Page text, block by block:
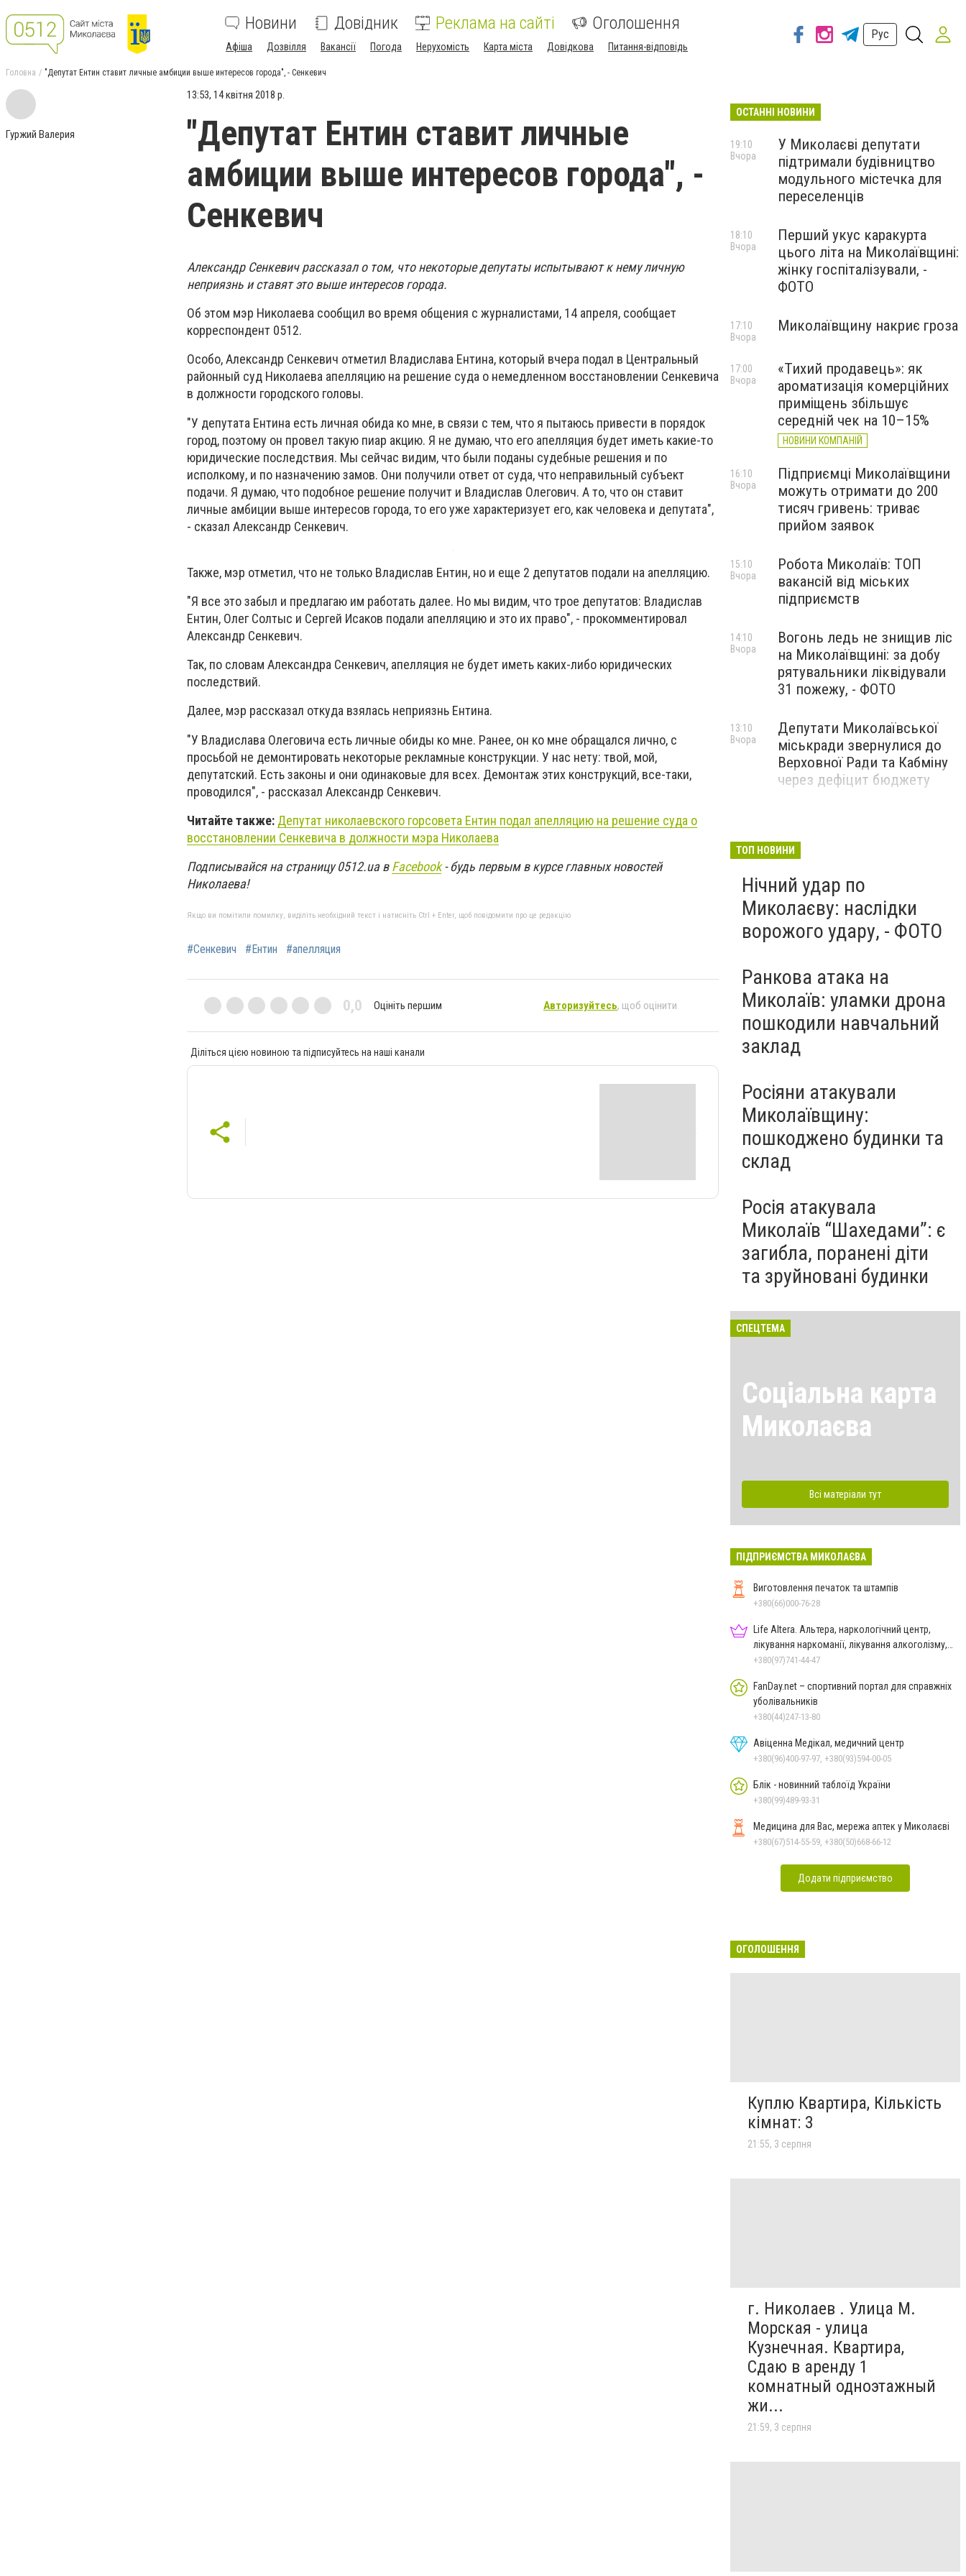
Новини Довідник Реклама на сайті Оголошення
Афіша Дозвілля Вакансії Погода Нерухомість Карта міста Довідкова Питання-відповідь
Рус
Головна "Депутат Ентин ставит личные амбиции выше интересов города", - Сенкевич
Гуржий Валерия
13:53, 14 квітня 2018 р.
"Депутат Ентин ставит личные
амбиции выше интересов города", -
Сенкевич
Александр Сенкевич рассказал о том, что некоторые депутаты испытывают к нему личную
неприязнь и ставят это выше интересов города.
Об этом мэр Николаева сообщил во время общения с журналистами, 14 апреля, сообщает
корреспондент 0512.
Особо, Александр Сенкевич отметил Владислава Ентина, который вчера подал в Центральный
районный суд Николаева апелляцию на решение суда о немедленном восстановлении Сенкевича
в должности городского головы.
"У депутата Ентина есть личная обида ко мне, в связи с тем, что я пытаюсь привести в порядок
город, поэтому он провел такую пиар акцию. Я не думаю, что его апелляция будет иметь какие-то
юридические последствия. Мы сейчас видим, что были поданы судебные решения и по
исполкому, и по назначению замов. Они получили ответ от суда, что неправильный субъект
подачи. Я думаю, что подобное решение получит и Владислав Олегович. А то, что он ставит
личные амбиции выше интересов города, то его уже характеризует его, как человека и депутата",
- сказал Александр Сенкевич.
Также, мэр отметил, что не только Владислав Ентин, но и еще 2 депутатов подали на апелляцию.
"Я все это забыл и предлагаю им работать далее. Но мы видим, что трое депутатов: Владислав
Ентин, Олег Солтыс и Сергей Исаков подали апелляцию и это их право", - прокомментировал
Александр Сенкевич.
Так, по словам Александра Сенкевич, апелляция не будет иметь каких-либо юридических
последствий.
Далее, мэр рассказал откуда взялась неприязнь Ентина.
"У Владислава Олеговича есть личные обиды ко мне. Ранее, он ко мне обращался лично, с
просьбой не демонтировать некоторые рекламные конструкции. У нас нету: твой, мой,
депутатский. Есть законы и они одинаковые для всех. Демонтаж этих конструкций, все-таки,
проводился", - рассказал Александр Сенкевич.
Читайте также: Депутат николаевского горсовета Ентин подал апелляцию на решение суда о
восстановлении Сенкевича в должности мэра Николаева
Подписывайся на страницу 0512.ua вFacebook- будь первым в курсе главных новостей
Николаева!
Якщо ви помітили помилку, виділіть необхідний текст і натисніть Ctrl + Enter, щоб повідомити про це редакцію
#Сенкевич #Ентин #апелляция
0,0 Оцініть першим Авторизуйтесь, щоб оцінити
Діліться цією новиною та підписуйтесь на наші канали
ОСТАННІ НОВИНИ
У Миколаєві депутати
підтримали будівництво
модульного містечка для
переселенців
19:10
Вчора
Перший укус каракурта
цього літа на Миколаївщині:
жінку госпіталізували, -
ФОТО
18:10
Вчора
Миколаївщину накриє гроза
17:10
Вчора
«Тихий продавець»: як
ароматизація комерційних
приміщень збільшує
середній чек на 10–15%
НОВИНИ КОМПАНІЙ
17:00
Вчора
Підприємці Миколаївщини
можуть отримати до 200
тисяч гривень: триває
прийом заявок
16:10
Вчора
Робота Миколаїв: ТОП
вакансій від міських
підприємств
15:10
Вчора
Вогонь ледь не знищив ліс
на Миколаївщині: за добу
рятувальники ліквідували
31 пожежу, - ФОТО
14:10
Вчора
Депутати Миколаївської
міськради звернулися до
Верховної Ради та Кабміну
через дефіцит бюджету
13:10
Вчора
ТОП НОВИНИ
Нічний удар по
Миколаєву: наслідки
ворожого удару, - ФОТО
Ранкова атака на
Миколаїв: уламки дрона
пошкодили навчальний
заклад
Росіяни атакували
Миколаївщину:
пошкоджено будинки та
склад
Росія атакувала
Миколаїв “Шахедами”: є
загибла, поранені діти
та зруйновані будинки
СПЕЦТЕМА
Соціальна карта
Миколаєва
Всі матеріали тут
ПІДПРИЄМСТВА МИКОЛАЄВА
Виготовлення печаток та штампів
+380(66)000-76-28
Life Altera. Альтера, наркологічний центр,
лікування наркоманії, лікування алкоголізму,
зняття ломки
+380(97)741-44-47
FanDay.net – спортивний портал для справжніх
уболівальників
+380(44)247-13-80
Авіценна Медікал, медичний центр
+380(96)400-97-97, +380(93)594-00-05
Блік - новинний таблоїд України
+380(99)489-93-31
Медицина для Вас, мережа аптек у Миколаєві
+380(67)514-55-59, +380(50)668-66-12
Додати підприємство
ОГОЛОШЕННЯ
Куплю Квартира, Кількість
кімнат: 3
21:55, 3 серпня
г. Николаев . Улица М.
Морская - улица
Кузнечная. Квартира,
Сдаю в аренду 1
комнатный одноэтажный
жи...
21:59, 3 серпня